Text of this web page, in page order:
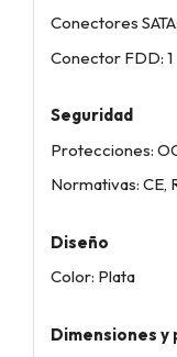
Conectores
Conector FDD: 1
Seguridad
Protecciones:
Normativas: CE,
Diseño
Color: Plata
Dimensiones y